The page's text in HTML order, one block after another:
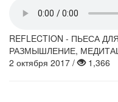
REFLECTION - ПЬЕСА
РАЗМЫШЛЕНИЕ,
2 октября 2017 /
1,366